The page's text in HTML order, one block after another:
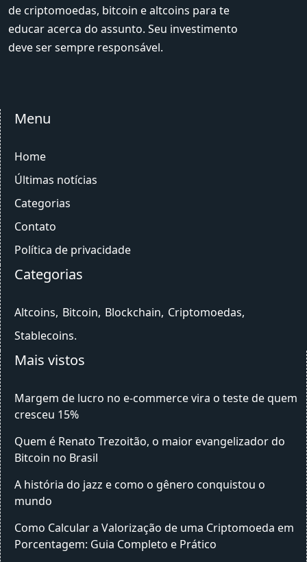
de criptomoedas, bitcoin e altcoins para te
educar acerca do assunto. Seu investimento
deve ser sempre responsável.
Menu
Home
Últimas notícias
Categorias
Contato
Política de privacidade
Categorias
Altcoins Bitcoin Blockchain Criptomoedas
Stablecoins
Mais vistos
Margem de lucro no e-commerce vira o teste de quem
cresceu 15%
Quem é Renato Trezoitão, o maior evangelizador do
Bitcoin no Brasil
A história do jazz e como o gênero conquistou o
mundo
Como Calcular a Valorização de uma Criptomoeda em
Porcentagem: Guia Completo e Prático